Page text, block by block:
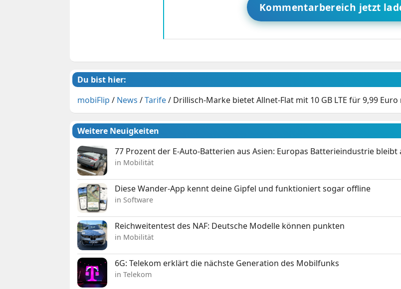
Kommentarbereich jetzt
Du bist hier:
mobiFlip / News /Tarife/ Drillisch-Marke bietet Allnet-Flat mit 10 GB LTE für 9,99 Euro
Weitere Neuigkeiten
77 Prozent der E-Auto-Batterien aus Asien: Europas Batterieindustrie bleibt
in Mobilität
Diese Wander-App kennt deine Gipfel und funktioniert sogar offline
in Software
Reichweitentest des NAF: Deutsche Modelle können punkten
in Mobilität
6G: Telekom erklärt die nächste Generation des Mobilfunks
in Telekom